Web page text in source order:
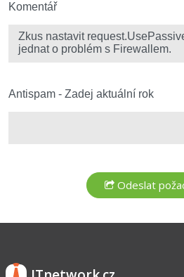
Fórum
Kybernetická bezpečnost
Komentář
Antispam - Zadej aktuální rok